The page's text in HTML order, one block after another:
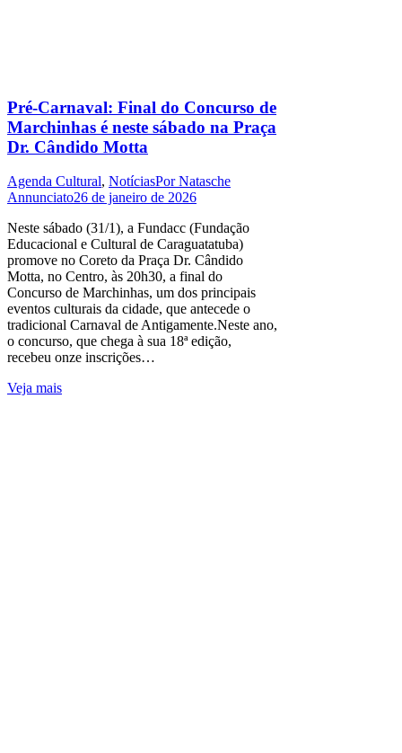
Pré-Carnaval: Final do Concurso de
Marchinhas é neste sábado na Praça
Dr. Cândido Motta
Agenda Cultural, NotíciasPorNatasche
Annunciato26 de janeiro de 2026
Neste sábado (31/1), a Fundacc (Fundação
Educacional e Cultural de Caraguatatuba)
promove no Coreto da Praça Dr. Cândido
Motta, no Centro, às 20h30, a final do
Concurso de Marchinhas, um dos principais
eventos culturais da cidade, que antecede o
tradicional Carnaval de Antigamente.Neste ano,
o concurso, que chega à sua 18ª edição,
recebeu onze inscrições…
Veja mais